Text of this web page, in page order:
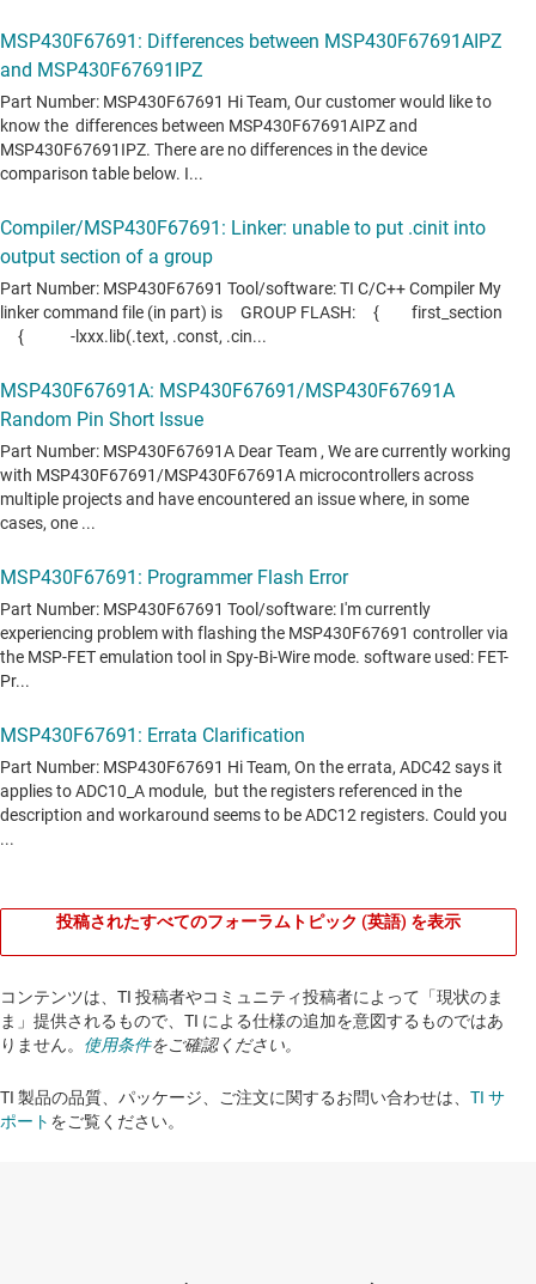
投稿されたすべてのフォーラムトピック (英語) を表示
コンテンツは、TI 投稿者やコミュニティ投稿者によって「現状のま
ま」提供されるもので、TI による仕様の追加を意図するものではあ
りません。 使用条件をご確認ください。
TI 製品の品質、パッケージ、ご注文に関するお問い合わせは、 TI サ
ポート をご覧ください。​​​​​​​​​​​​​​